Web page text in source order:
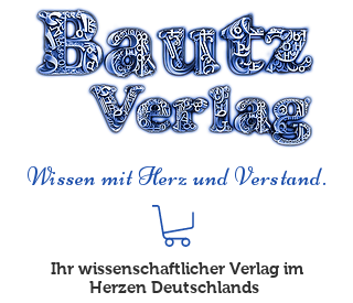
Wissen mit Herz und Verstand.
Ihr wissenschaftlicher Verlag im
Herzen Deutschlands